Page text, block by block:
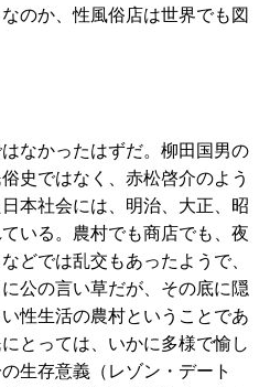
のか、性風俗店は世界でも図
なかったはずだ。柳田国男の
史ではなく、赤松啓介のよう
本社会には、明治、大正、昭
いる。農村でも商店でも、夜
どでは乱交もあったようで、
公の言い草だが、その底に隠
性生活の農村ということであ
とっては、いかに多様で愉し
生存意義（レゾン・デート